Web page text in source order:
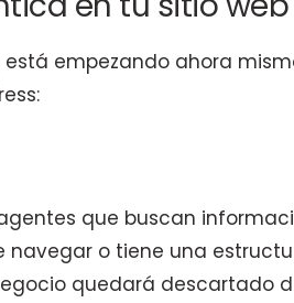
empezando ahora
que buscan
navegar o tiene una
quedará descartado